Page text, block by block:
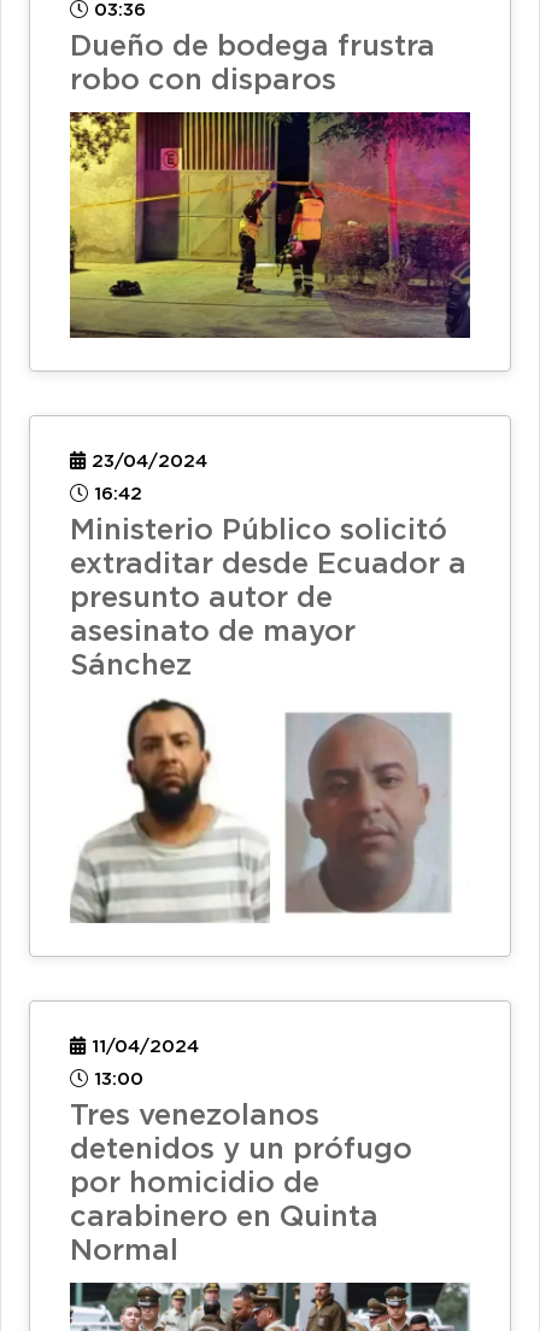
03:36
Dueño de bodega frustra
robo con disparos
23/04/2024
16:42
Ministerio Público solicitó
extraditar desde Ecuador a
presunto autor de
asesinato de mayor
Sánchez
11/04/2024
13:00
Tres venezolanos
detenidos y un prófugo
por homicidio de
carabinero en Quinta
Normal